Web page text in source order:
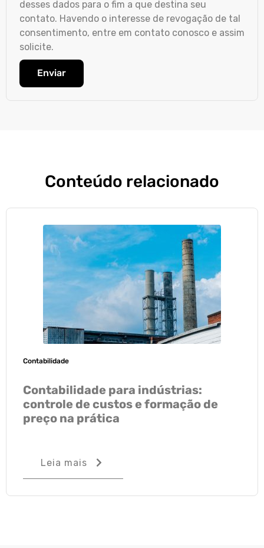
desses dados para o fim a que destina seu
contato. Havendo o interesse de revogação de tal
consentimento, entre em contato conosco e assim
solicite.
Enviar
Conteúdo relacionado
Contabilidade
Contabilidade para indústrias:
controle de custos e formação de
preço na prática
Leia mais